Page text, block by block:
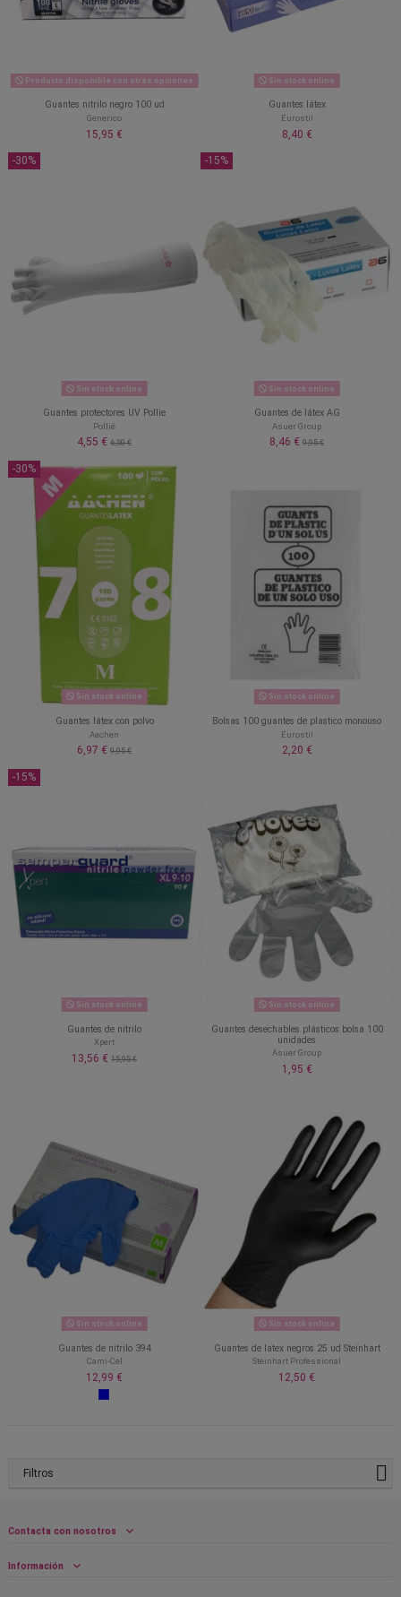
Producto disponible con otras opciones
Guantes nitrilo negro 100 ud
Generico
15,95 €
Sin stock online
Guantes látex
Eurostil
8,40 €
-30%
Sin stock online
Guantes protectores UV Pollie
Pollié
4,55 € 6,50 €
-15%
Sin stock online
Guantes de látex AG
Asuer Group
8,46 € 9,95 €
-30%
Sin stock online
Guantes látex con polvo
Aachen
6,97 € 9,95 €
Sin stock online
Bolsas 100 guantes de plastico monouso
Eurostil
2,20 €
-15%
Sin stock online
Guantes de nitrilo
Xpert
13,56 € 15,95 €
Sin stock online
Guantes desechables plásticos bolsa 100
unidades
Asuer Group
1,95 €
Sin stock online
Guantes de nitrilo 394
Cami-Cel
12,99 €
Sin stock online
Guantes de latex negros 25 ud Steinhart
Steinhart Professional
12,50 €
Filtros
Contacta con nosotros
Información